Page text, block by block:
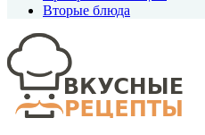
Вторые блюда